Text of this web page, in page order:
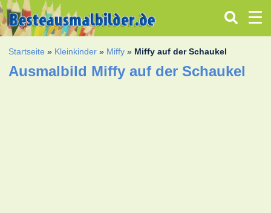
Startseite » Kleinkinder » Miffy » Miffy auf der Schaukel
Ausmalbild Miffy auf der Schaukel